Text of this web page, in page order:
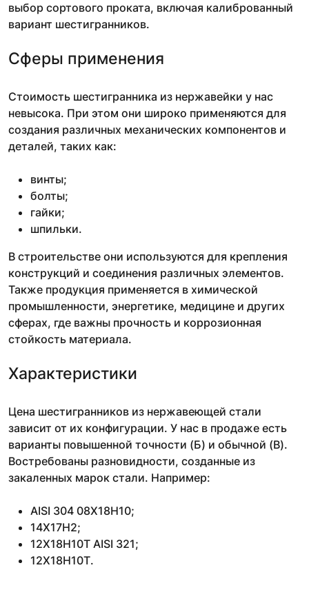
выбор сортового проката, включая калиброванный
вариант шестигранников.
Сферы применения
Стоимость шестигранника из нержавейки у нас
невысока. При этом они широко применяются для
создания различных механических компонентов и
деталей, таких как:
винты;
болты;
гайки;
шпильки.
В строительстве они используются для крепления
конструкций и соединения различных элементов.
Также продукция применяется в химической
промышленности, энергетике, медицине и других
сферах, где важны прочность и коррозионная
стойкость материала.
Характеристики
Цена шестигранников из нержавеющей стали
зависит от их конфигурации. У нас в продаже есть
варианты повышенной точности (Б) и обычной (В).
Востребованы разновидности, созданные из
закаленных марок стали. Например:
AISI 304 08Х18Н10;
14Х17Н2;
12Х18Н10Т AISI 321;
12Х18Н10Т.